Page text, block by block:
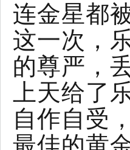
连金星都
这一次，
的尊严，
上天给了
自作自受